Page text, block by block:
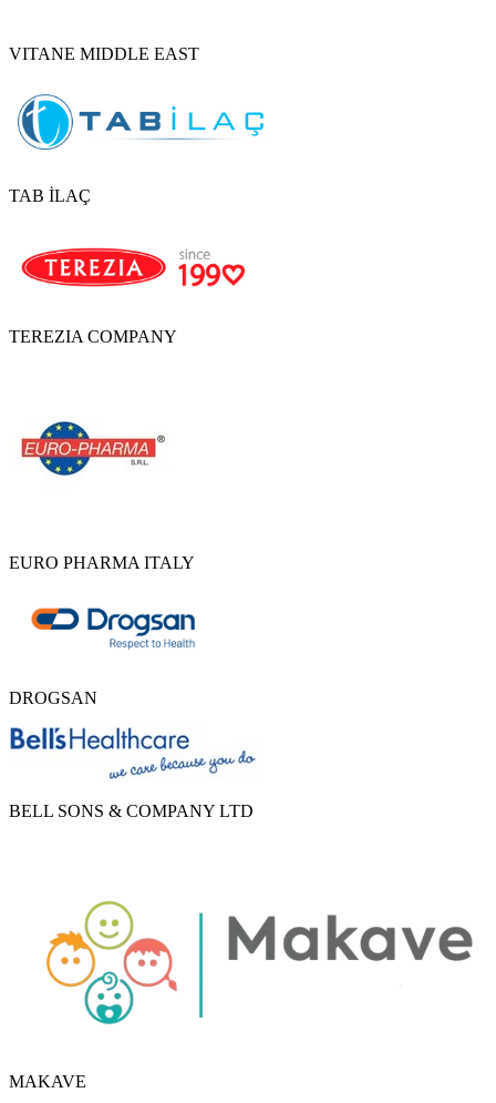
VITANE MIDDLE EAST
TAB İLAÇ
TEREZIA COMPANY
EURO PHARMA ITALY
DROGSAN
BELL SONS & COMPANY LTD
MAKAVE